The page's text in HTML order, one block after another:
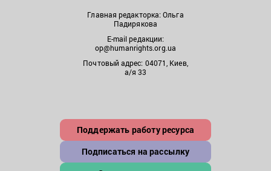
Главная редакторка: Ольга
Падирякова
E-mail редакции:
op@humanrights.org.ua
Почтовый адрес: 04071, Киев,
а/я 33
Поддержать работу ресурса
Подписаться на рассылку